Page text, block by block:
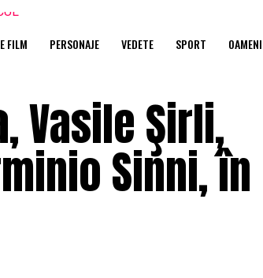
FILM PERSONAJE VEDETE SPORT OAMENI
Vasile Şirli,
Sinni, în